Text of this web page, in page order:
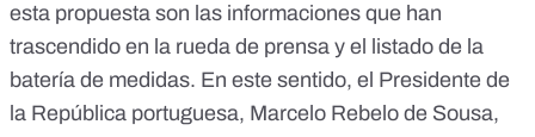
esta propuesta son las informaciones que han
trascendido en la rueda de prensa y el listado de la
batería de medidas. En este sentido, el Presidente de
la República portuguesa, Marcelo Rebelo de Sousa,